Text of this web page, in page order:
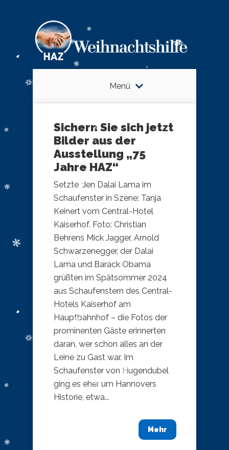
Menü
Sichern Sie sich jetzt
Bilder aus der
Ausstellung „75
Jahre HAZ“
Setzte den Dalai Lama im
Schaufenster in Szene: Tanja
Keinert vom Central-Hotel
Kaiserhof. Foto: Christian
Behrens Mick Jagger, Arnold
Schwarzenegger, der Dalai
Lama und Barack Obama
grüßten im Spätsommer 2024
aus Schaufenstern des Central-
Hotels Kaiserhof am
Hauptbahnhof – die Fotos der
prominenten Gäste erinnerten
daran, wer schon alles an der
Leine zu Gast war. Im
Schaufenster von Hugendubel
ging es eher um Hannovers
Historie, etwa...
Mehr